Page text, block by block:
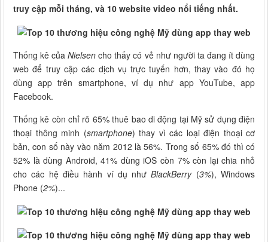
truy cập mỗi tháng, và 10 website video nổi tiếng nhất.
Thống kê của Nielsen cho thấy có vẻ như người ta đang ít dùng
web để truy cập các dịch vụ trực tuyến hơn, thay vào đó họ
dùng app trên smartphone, ví dụ như app YouTube, app
Facebook.
Thống kê còn chỉ rõ 65% thuê bao di động tại Mỹ sử dụng điện
thoại thông minh (smartphone) thay vì các loại điện thoại cơ
bản, con số này vào năm 2012 là 56%. Trong số 65% đó thì có
52% là dùng Android, 41% dùng iOS còn 7% còn lại chia nhỏ
cho các hệ điều hành ví dụ nhưBlackBerry(3%), Windows
Phone (2%)...